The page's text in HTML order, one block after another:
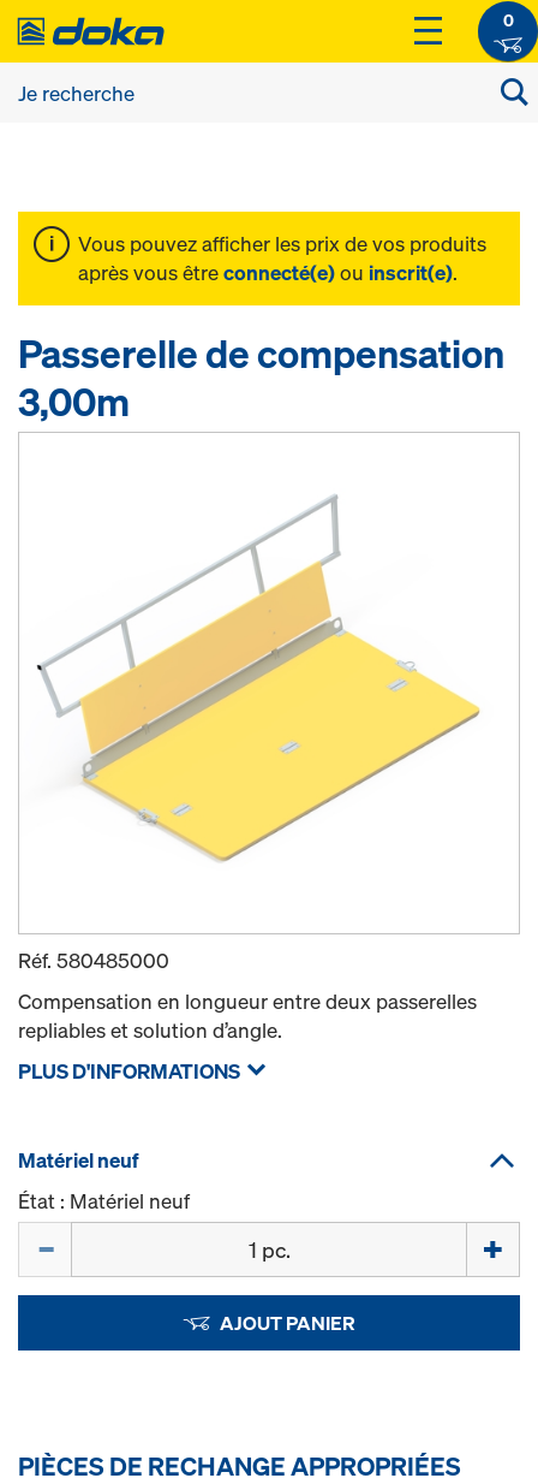
0
Vous pouvez afficher les prix de vos produits
après vous êtreconnecté(e)ou inscrit(e).
Passerelle de compensation
3,00m
Réf. 580485000
Compensation en longueur entre deux passerelles
repliables et solution d’angle.
PLUS D'INFORMATIONS
Matériel neuf
État : Matériel neuf
AJOUT PANIER
PIÈCES DE RECHANGE APPROPRIÉES